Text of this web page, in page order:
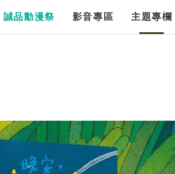
誠品動漫祭 影音專區 主題專欄